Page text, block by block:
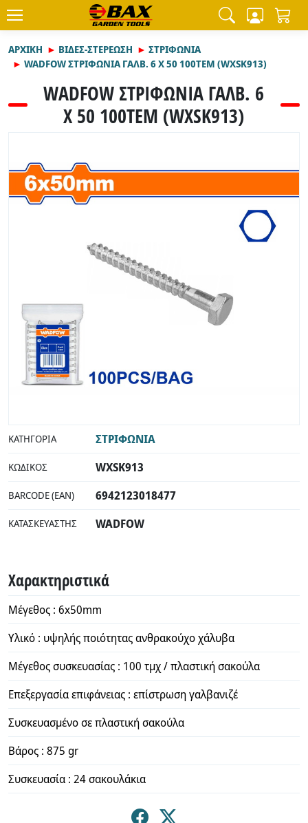
ΑΡΧΙΚΉ ΒΙΔΕΣ-ΣΤΕΡΕΩΣΗ
ΣΤΡΙΦΩΝΙΑ
WADFOW ΣΤΡΙΦΩΝΙΑ ΓΑΛΒ. 6 Χ 50 100ΤΕΜ (WXSK913)
WADFOW ΣΤΡΙΦΩΝΙΑ ΓΑΛΒ. 6
Χ 50 100ΤΕΜ (WXSK913)
ΚΑΤΗΓΟΡΊΑ ΣΤΡΙΦΩΝΙΑ
ΚΩΔΙΚΌΣ WXSK913
BARCODE (EAN) 6942123018477
ΚΑΤΑΣΚΕΥΑΣΤΉΣ WADFOW
Χαρακτηριστικά
Μέγεθος : 6x50mm
Υλικό : υψηλής ποιότητας ανθρακούχο χάλυβα
Μέγεθος συσκευασίας : 100 τμχ / πλαστική σακούλα
Επεξεργασία επιφάνειας : επίστρωση γαλβανιζέ
Συσκευασμένο σε πλαστική σακούλα
Βάρος : 875 gr
Συσκευασία : 24 σακουλάκια